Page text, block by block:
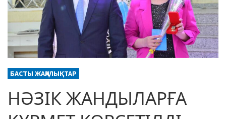
БАСТЫ ЖАҢАЛЫҚТАР
НӘЗІК ЖАНДЫЛАРҒА